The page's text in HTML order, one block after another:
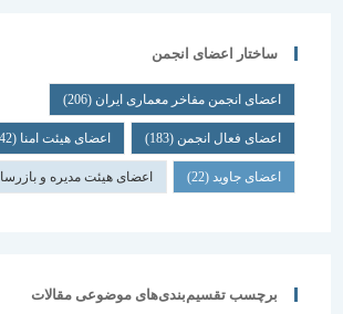
ساختار اعضای انجمن
اعضای انجمن مفاخر معماری ایران(206)
اعضای فعال انجمن(183) اعضای هیئت امنا (42)
اعضای جاوید(22) اعضای هیئت مدیره و بازرسان(7)
برچسب تقسیم‌بندی‌های موضوعی مقالات